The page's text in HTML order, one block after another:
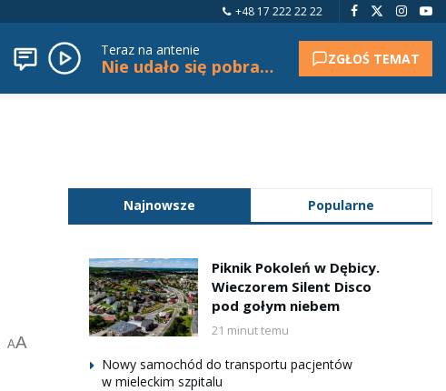
+48 17 222 22 22
Teraz na antenie
Nie udało się pobrać tytułu. ZGŁOŚ TEMAT
AA
Najnowsze Popularne
Piknik Pokoleń w Dębicy.
Wieczorem Silent Disco
pod gołym niebem
21 minut temu
Nowy samochód do transportu pacjentów
w mieleckim szpitalu